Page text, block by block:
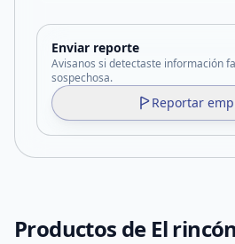
Enviar reporte
Avisanos si detectaste información
sospechosa.
Reportar
Productos de El